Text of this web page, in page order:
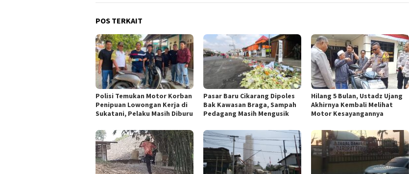
POS TERKAIT
Polisi Temukan Motor Korban
Penipuan Lowongan Kerja di
Sukatani, Pelaku Masih Diburu
Pasar Baru Cikarang Dipoles
Bak Kawasan Braga, Sampah
Pedagang Masih Mengusik
Hilang 5 Bulan, Ustadz Ujang
Akhirnya Kembali Melihat
Motor Kesayangannya